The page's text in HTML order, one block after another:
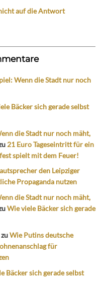
auf die Antwort
Wenn die Stadt nur noch
Bäcker sich gerade selbst
die Stadt nur noch mäht,
21 Euro Tageseintritt für ein
spielt mit dem Feuer!
den Leipziger
Propaganda nutzen
die Stadt nur noch mäht,
Wie viele Bäcker sich gerade
zuWie Putins deutsche
für
Bäcker sich gerade selbst